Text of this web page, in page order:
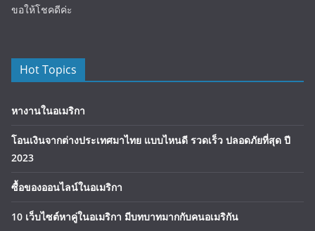
ขอให้โชคดีค่ะ
Hot Topics
หางานในอเมริกา
โอนเงินจากต่างประเทศมาไทย แบบไหนดี รวดเร็ว ปลอดภัยที่สุด ปี
2023
ซื้อของออนไลน์ในอเมริกา
10 เว็บไซต์หาคู่ในอเมริกา มีบทบาทมากกับคนอเมริกัน